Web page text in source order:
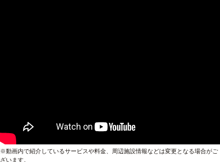
※動画内で紹介しているサービスや料金、周辺施設情報などは変更となる場合がご
ざいます。